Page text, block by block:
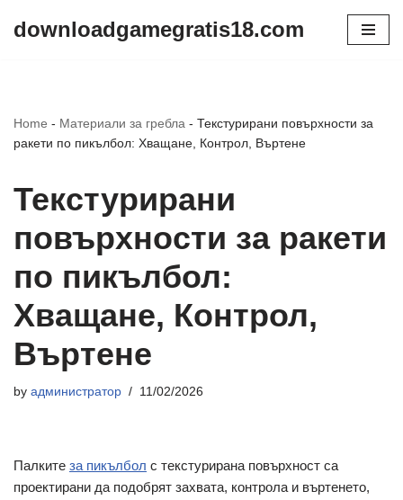
downloadgamegratis18.com
Home - Материали за гребла - Текстурирани повърхности за
ракети по пикълбол: Хващане, Контрол, Въртене
Текстурирани
повърхности за ракети
по пикълбол:
Хващане, Контрол,
Въртене
by администратор 11/02/2026
Палките за пикълбол с текстурирана повърхност са
проектирани да подобрят захвата, контрола и въртенето,